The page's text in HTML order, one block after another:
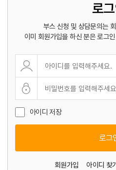
로
부스 신청 및 상담문의는
이미 회원가입을 하신 분은 로그
아이디 저장
로그
회원가입 아이디 찾